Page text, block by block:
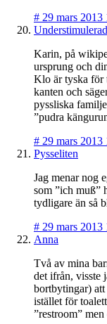
# 29 mars 2013
Karin, på
ursprung och
Klo är tyska för
kanten och
pyssliska
”pudra
# 29 mars 2013
Pysseliten
Jag menar nog
som ”ich muß”
tydligare än så
# 29 mars 2013
Anna
Två av mina
det ifrån, visste
bortbytingar)
istället för
”restroom”